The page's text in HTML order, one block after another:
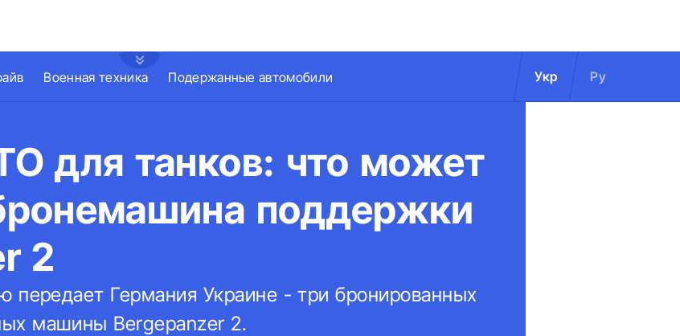
Военная техника Подержанные автомобили Укр Ру
для танков: что может
поддержки
2
передает Германия Украине - три бронированных
машины Bergepanzer 2.